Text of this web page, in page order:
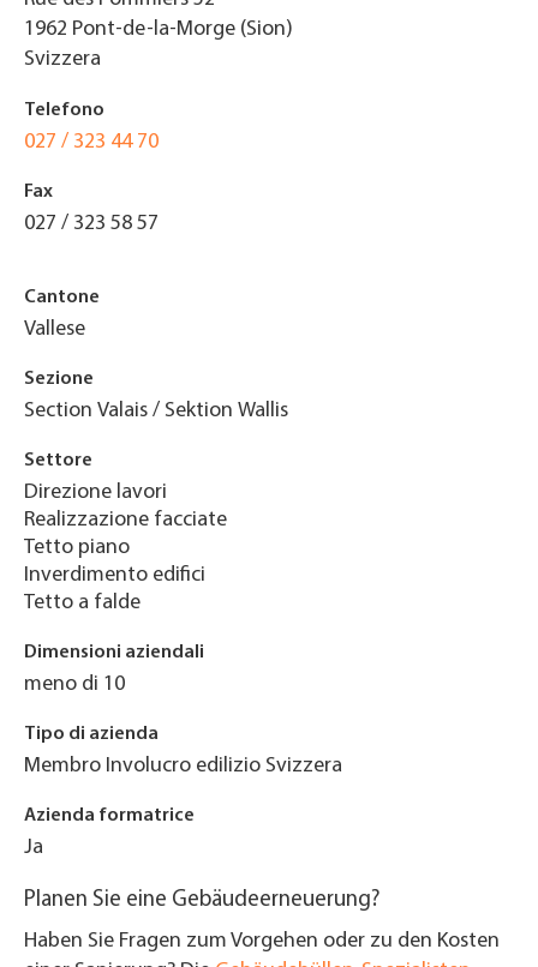
1962 Pont-de-la-Morge (Sion)
Svizzera
Telefono
027 / 323 44 70
Fax
027 / 323 58 57
Cantone
Vallese
Sezione
Section Valais / Sektion Wallis
Settore
Direzione lavori
Realizzazione facciate
Tetto piano
Inverdimento edifici
Tetto a falde
Dimensioni aziendali
meno di 10
Tipo di azienda
Membro Involucro edilizio Svizzera
Azienda formatrice
Ja
Planen Sie eine Gebäudeerneuerung?
Haben Sie Fragen zum Vorgehen oder zu den Kosten